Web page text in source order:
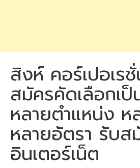
สิงห์ คอร์เปอเร
สมัครคัดเลือกเ
หลายตำแหน่ง ห
หลายอัตรา รับส
อินเตอร์เน็ต